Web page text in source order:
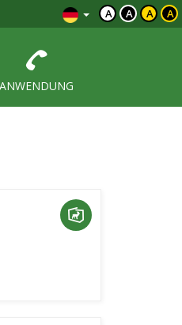
A A A A
ANWENDUNG